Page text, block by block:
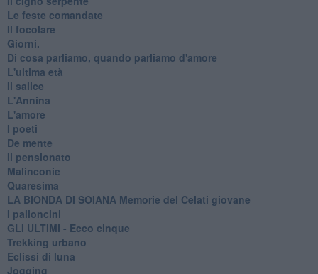
Le feste comandate
Il focolare
Giorni.
Di cosa parliamo, quando parliamo d'amore
L'ultima età
Il salice
L'Annina
L'amore
I poeti
De mente
Il pensionato
Malinconie
Quaresima
LA BIONDA DI SOIANA Memorie del Celati giovane
I palloncini
GLI ULTIMI - Ecco cinque
Trekking urbano
Eclissi di luna
Jogging